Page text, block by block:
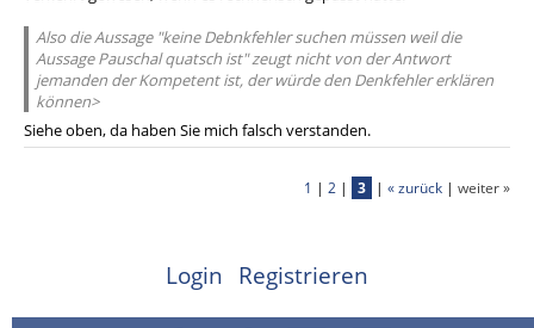
Also die Aussage "keine Debnkfehler suchen müssen weil die
Aussage Pauschal quatsch ist" zeugt nicht von der Antwort
jemanden der Kompetent ist, der würde den Denkfehler erklären
können>
Siehe oben, da haben Sie mich falsch verstanden.
1 | 2 | 3 | « zurück | weiter »
Login Registrieren